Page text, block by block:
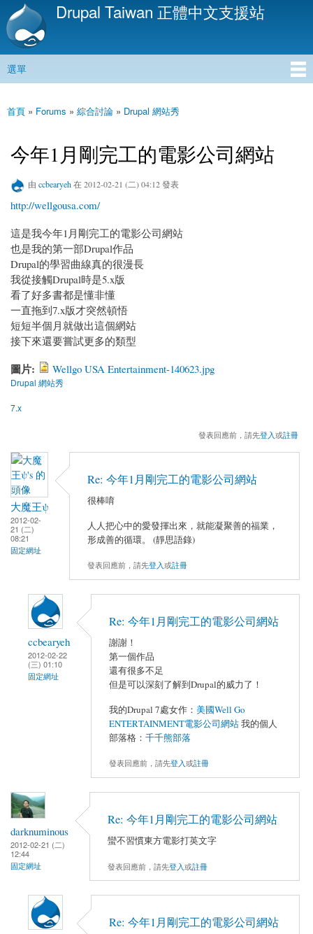
移
內
Drupal Taiwan 正體中文支援站
主選單
選單
您在這裡
首頁 » Forums » 綜合討論 » Drupal 網站秀
今年1月剛完工的電影公司網站
由 ccbearyeh在 2012-02-21 (二) 04:12 發表
http://wellgousa.com/
這是我今年1月剛完工的電影公司網站
也是我的第一部Drupal作品
Drupal的學習曲線真的很漫長
我從接觸Drupal時是5.x版
看了好多書都是懂非懂
一直拖到7.x版才突然頓悟
短短半個月就做出這個網站
接下來還要嘗試更多的類型
圖片: Wellgo USA Entertainment-140623.jpg
Drupal 網站秀
7.x
發表回應前，請先登入或註冊
大魔王ψ
2012-02-
21 (二)
08:21
固定網址
Re: 今年1月剛完工的電影公司網站
很棒唷
人人把心中的愛發揮出來，就能凝聚善的福業，
形成善的循環。 (靜思語錄)
發表回應前，請先登入或註冊
ccbearyeh
2012-02-22
(三) 01:10
固定網址
Re: 今年1月剛完工的電影公司網站
謝謝！
第一個作品
還有很多不足
但是可以深刻了解到Drupal的威力了！
我的Drupal 7處女作： 美國Well Go
ENTERTAINMENT電影公司網站我的個人
部落格： 千千熊部落
發表回應前，請先登入或註冊
darknuminous
2012-02-21 (二)
12:44
固定網址
Re: 今年1月剛完工的電影公司網站
蠻不習慣東方電影打英文字
發表回應前，請先登入或註冊
Re: 今年1月剛完工的電影公司網站